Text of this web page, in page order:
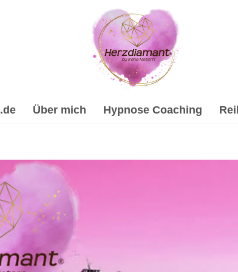
Über mich Hypnose Coaching
✔️Heilhypnose, Reiki & Energiearbeit,
& Trauerhilfe, ✔️ Hypnose, ✔️
Dein Online Hypnose-Coach & psychologische